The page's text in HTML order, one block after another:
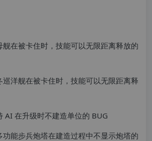
舰在被卡住时，技能可以无限距离释放的
巡洋舰在被卡住时，技能可以无限距离释
AI 在升级时不建造单位的 BUG
功能步兵炮塔在建造过程中不显示炮塔的